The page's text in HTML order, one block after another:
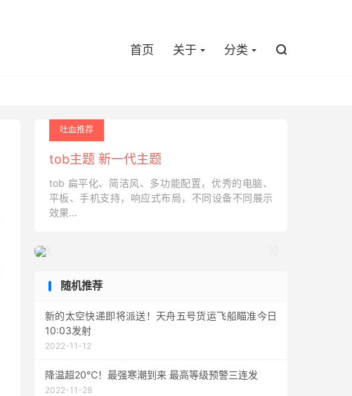
首页 关于 分类 
吐血推荐
tob主题 新一代主题
tob 扁平化、简洁风、多功能配置，优秀的电脑、
平板、手机支持，响应式布局，不同设备不同展示
效果...

随机推荐
新的太空快递即将派送！天舟五号货运飞船瞄准今日
10:03发射
2022-11-12
降温超20℃！最强寒潮到来 最高等级预警三连发
2022-11-28